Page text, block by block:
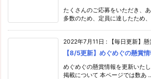
たくさんのご応募をいただき、
多数のため、定員に達したため
2022年7月11日 : 【毎日更新】
【8/5更新】めぐめぐの懸賞情
めぐめぐの懸賞情報を更新いた
掲載について 本ページでは数あ